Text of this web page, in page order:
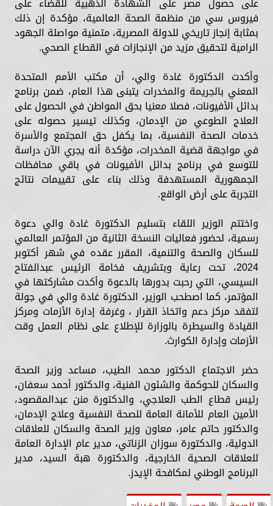
فيروس سي من منظمة الصحة العالمية، مؤكدة إن ذلك
بمثابة إنجاز تاريخي للدولة المصرية، متمنية مواصلة الجهود
الرامية لتحقيق مزيد من الإنجازات في القطاع الصحي.
وأكدت الدكتورة غادة والي، أن مكتب الأمم المتحدة
المعني بالجريمة والمخدرات يتبنى هذا العام، ضمن برنامج
بدائل الأفيونات، فصلا معنيا بحق المواطن في الحصول على
العلاج الطوعي من الإدمان، وكذلك تيسير حصوله على
خدمات الصحة النفسية، بما يكفل حق المجتمع والأسرة
في مواجهة قضية المخدرات، مؤكدة أنه يجري الآن دراسة
للتوسع في برنامج بدائل الأفيونات في باقي محافظات
الجمهورية المستهدفة وذلك بناء على تقييمات نتائج
التجربة على أرض الواقع.
واختتم الوزير اللقاء بتسليم الدكتورة غادة والي دعوة
رسمية، لحضور فعاليات النسخة الثانية من المؤتمر العالمي
للسكان والصحة والتنمية، المقرر عقده في شهر أكتوبر
2024، تحت رعاية وبتشريف فخامة الرئيس عبدالفتاح
السيسي، التي رحبت بدورها بالدعوة وأكدت مشاركتها في
المؤتمر، كما اصطحب الوزير، الدكتورة غادة والي في جولة
لتفقد مركز دعم واتخاذ القرار ، وغرفة إدارة الأزمات ومركز
القيادة والسيطرة بالوزارة للإطلاع على نظام العمل وقت
الأزمات وإدارة الكوارث.
حضر الاجتماع الدكتور محمد الطيب، مساعد وزير الصحة
والسكان للحوكمة والشئون الفنية، والدكتور أحمد سعفان،
رئيس قطاع الطب العلاجي، والدكتورة منن عبدالمقصود،
الأمين العام للأمانة العامة للصحة النفسية وعلاج الإدمان،
والدكتور حاتم عامر، معاون وزير الصحة والسكان للعلاقات
الدولية، والدكتورة سوزان الزناتي، مدير عام الإدارة العامة
للعلاقات الصحية الخارجية، والدكتورة هبة السيد، مدير
البرنامج الوطني لمكافحة الإيدز.